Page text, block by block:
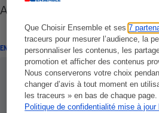
Que Choisir Ensemble et ses7
traceurs pour mesurer l’audience, la
personnaliser les contenus, les
promotion et afficher des contenus
Nous conserverons votre choix
changer d’avis à tout moment en
les traceurs » en bas de chaque page.
Politique de confidentialité mise à jour
Antioxydants - Six questions
ENQUÊTE